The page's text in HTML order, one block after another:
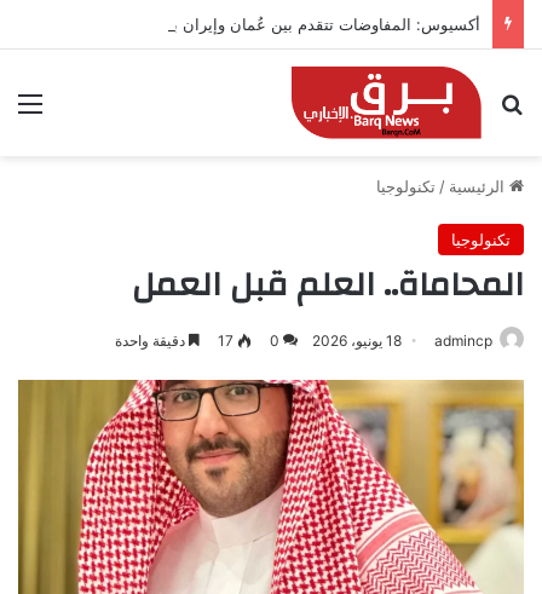
أكسيوس: المفاوضات تتقدم بين عُمان وإيران بشأن هرمز
بحث عن
الرئيسية / تكنولوجيا
تكنولوجيا
المحاماة.. العلم قبل العمل
admincp 18 يونيو، 2026 0
17 دقيقة واحدة